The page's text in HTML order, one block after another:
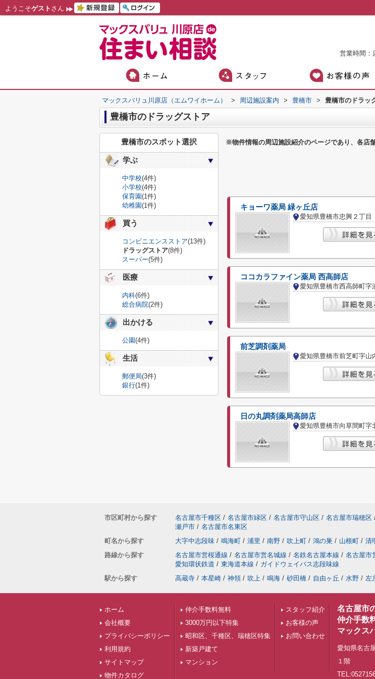
ようこそゲスト さん
営業時間：
マックスバリュ川原店（エムワイホーム） > 周辺施設案内 > 豊橋市 > 豊橋市のドラッ
豊橋市のドラッグストア
※物件情報の周辺施設紹介のページであり、各店
キョーワ薬局 緑ヶ丘店
愛知県豊橋市忠興２丁目
ココカラファイン薬局 西高師店
愛知県豊橋市西高師町字
前芝調剤薬局
愛知県豊橋市前芝町字山
日の丸調剤薬局高師店
愛知県豊橋市向草間町字
豊橋市のスポット選択
学ぶ
中学校(4件)
小学校(4件)
保育園(1件)
幼稚園(1件)
買う
コンビニエンスストア(13件)
ドラッグストア(8件)
スーパー(5件)
医療
内科(6件)
総合病院(2件)
出かける
公園(4件)
生活
郵便局(3件)
銀行(1件)
市区町村から探す 名古屋市千種区 / 名古屋市緑区 / 名古屋市守山区 / 名古屋市瑞穂区
瀬戸市 / 名古屋市名東区
町名から探す
大字中志段味 / 鳴海町 / 浦里 / 南野 / 吹上町 / 鴻の巣 / 山根町 / 清
路線から探す
名古屋市営桜通線 / 名古屋市営名城線 / 名鉄名古屋本線 / 名古屋市
愛知環状鉄道 / 東海道本線 / ガイドウェイバス志段味線
駅から探す
高蔵寺 / 本星崎 / 神領 / 吹上 / 鳴海 / 砂田橋 / 自由ヶ丘 / 水野 / 左
ホーム
会社概要
プライバシーポリシー
利用規約
サイトマップ
物件カタログ
仲介手数料無料
3000万円以下特集
昭和区、千種区、瑞穂区特集
新築戸建て
マンション
スタッフ紹介
お客様の声
お問い合わせ
名古屋市
仲介手数
マックス
愛知県名古
１階